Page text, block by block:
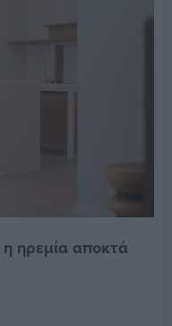
ηρεμία αποκτά